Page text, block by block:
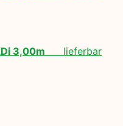
3,00m lieferbar